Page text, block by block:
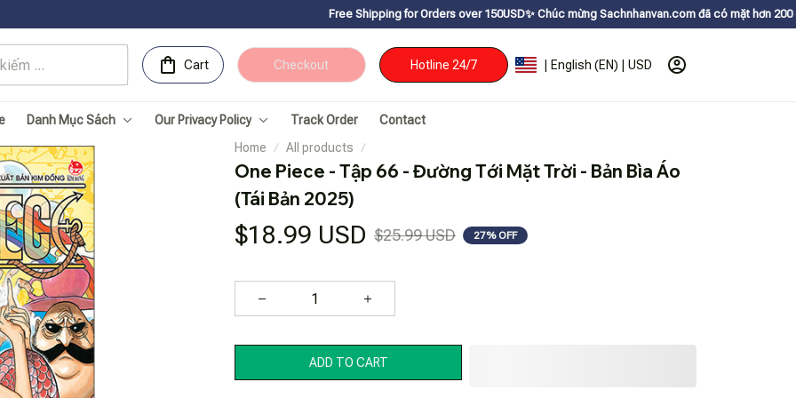
Free Shipping for Orders over 150USDㅤ✨ Chúc mừng Sachnhanvan.com đã có mặt hơn 200 quốc gia như
Cart Checkout Hotline 24/7 | English (EN) | USD
Danh Mục Sách Our Privacy Policy Track Order
Contact
Home
All products
One Piece - Tập 66 - Đường Tới Mặt Trời - Bản Bìa Áo
(Tái Bản 2025)
$18.99 USD $25.99 USD 27% OFF
ADD TO CART